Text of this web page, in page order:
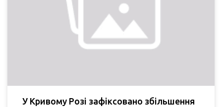
У Кривому Розі зафіксовано збільшення